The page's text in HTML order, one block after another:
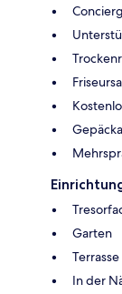
Garten
Terrasse
In der